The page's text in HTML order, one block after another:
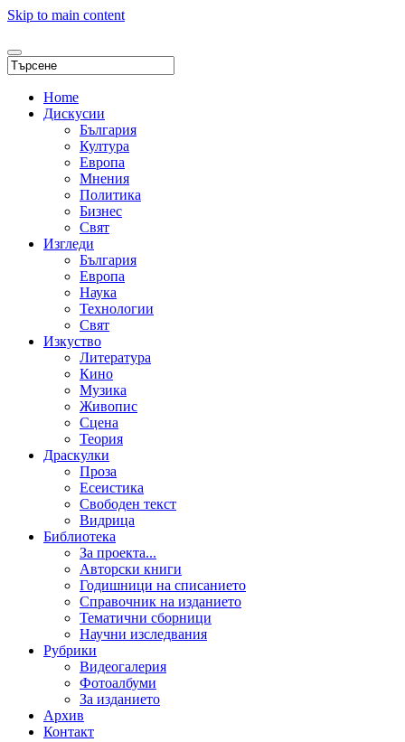
Skip to main content
Home
Дискусии
България
Култура
Европа
Мнения
Политика
Бизнес
Свят
Изгледи
България
Европа
Наука
Технологии
Свят
Изкуство
Литература
Кино
Музика
Живопис
Сцена
Теория
Драскулки
Проза
Есеистика
Свободен текст
Видрица
Библиотека
За проекта...
Авторски книги
Годишници на списанието
Справочник на изданието
Тематични сборници
Научни изследвания
Рубрики
Видеогалерия
Фотоалбуми
За изданието
Архив
Контакт